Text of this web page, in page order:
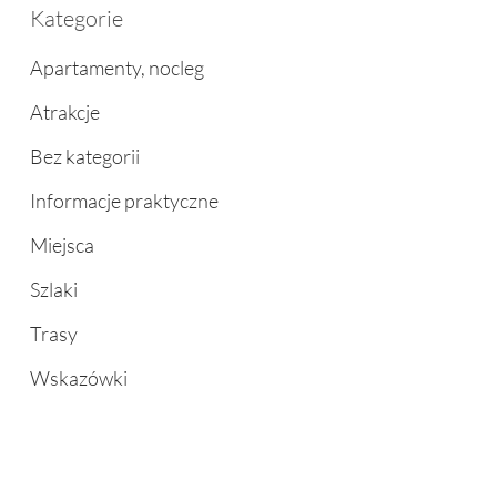
Kategorie
Apartamenty, nocleg
Atrakcje
Bez kategorii
Informacje praktyczne
Miejsca
Szlaki
Trasy
Wskazówki